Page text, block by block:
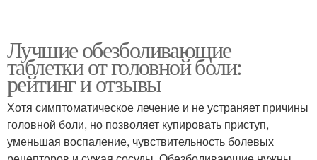
Лучшие обезболивающие
таблетки от головной боли:
рейтинг и отзывы
Хотя симптоматическое лечение и не устраняет причины
головной боли, но позволяет купировать приступ,
уменьшая воспаление, чувствительность болевых